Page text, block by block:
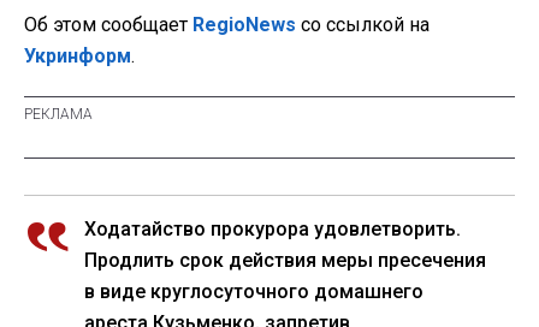
Об этом сообщает RegioNews со ссылкой на
Укринформ.
Ходатайство прокурора удовлетворить.
Продлить срок действия меры пресечения
в виде круглосуточного домашнего